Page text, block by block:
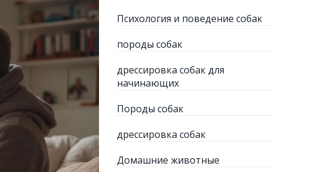
Психология и поведение собак
породы собак
дрессировка собак для
начинающих
Породы собак
дрессировка собак
Домашние животные